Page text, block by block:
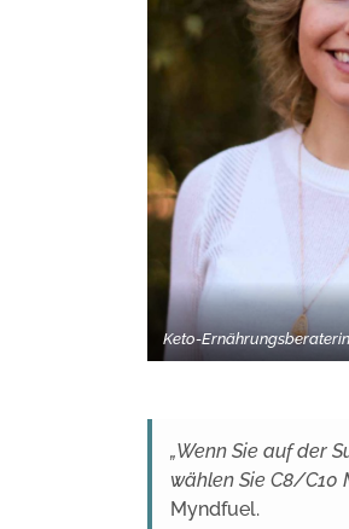
Keto-
„Wenn Sie auf der
wählen Sie C8/C10
Myndfuel.